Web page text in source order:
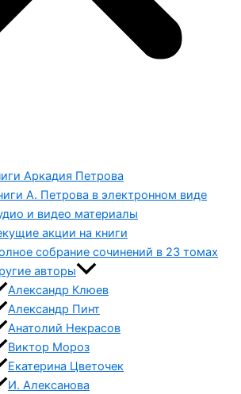
Аркадия Петрова
А. Петрова в электронном виде
и видео материалы
акции на книги
собрание сочинений в 23 томах
авторы
Александр Клюев
Александр Пинт
Анатолий Некрасов
Виктор Мороз
Екатерина Цветочек
И. Алексанова